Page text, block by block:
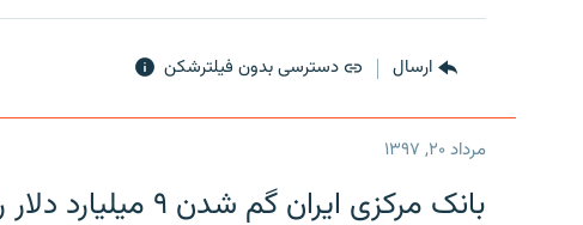
ارسال دسترسی بدون فیلترشکن
مرداد ۲۰, ۱۳۹۷
بانک مرکزی ایران گم شدن ۹ میلیارد دلار را تکذیب کرد